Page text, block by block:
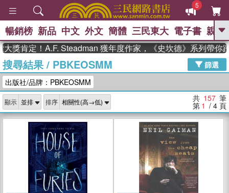
5
GO
熱搜： 高希均教授回憶錄
、 The Odyssey 、 父親節 、 如果歷
獎 臺灣漫遊錄 、 方念華 、 台灣的李
登輝時代
數學女孩：黎曼猜想 、
偉大的迷走神經
暢銷榜 新品 中文 外文 簡體 三民東大 電子書 親子
！A.F. Steadman 獲年度作家，《史坎德》系列帶你踏上熱
搜尋結果/ PBKEOSMM
篩選
出版社/品牌：PBKEOSMM
顯示 排序 共 157 筆
第 1 / 4 頁